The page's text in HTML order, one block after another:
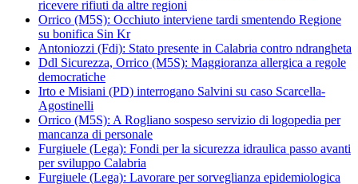
ricevere rifiuti da altre regioni
Orrico (M5S): Occhiuto interviene tardi smentendo Regione
su bonifica Sin Kr
Antoniozzi (Fdi): Stato presente in Calabria contro ndrangheta
Ddl Sicurezza, Orrico (M5S): Maggioranza allergica a regole
democratiche
Irto e Misiani (PD) interrogano Salvini su caso Scarcella-
Agostinelli
Orrico (M5S): A Rogliano sospeso servizio di logopedia per
mancanza di personale
Furgiuele (Lega): Fondi per la sicurezza idraulica passo avanti
per sviluppo Calabria
Furgiuele (Lega): Lavorare per sorveglianza epidemiologica